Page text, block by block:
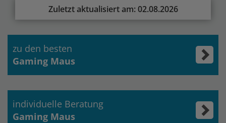
Zuletzt aktualisiert am: 02.08.2026
zu den besten
Gaming Maus
individuelle Beratung
Gaming Maus